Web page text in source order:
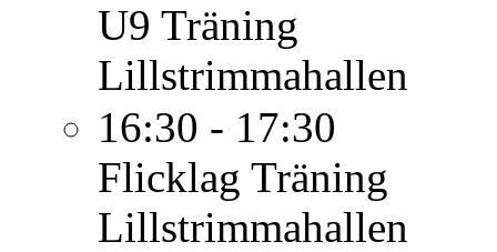
U9 Träning
Lillstrimmahallen
16:30 - 17:30
Flicklag Träning
Lillstrimmahallen